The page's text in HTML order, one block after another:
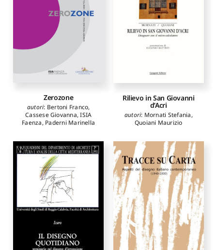
Zerozone
autori: Bertoni Franco,
Cassese Giovanna,ISIA
Faenza, Paderni Marinella
Rilievo in San Giovanni
d’Acri
autori: Mornati Stefania,
Quoiani Maurizio